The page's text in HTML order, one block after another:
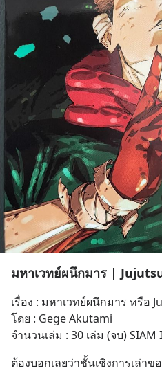
มหาเวทย์ผนึกมาร |
เรื่อง : มหาเวทย์ผนึกมาร หรือ
โดย : Gege Akutami
จำนวนเล่ม : 30 เล่ม (จบ) SIAM
ต้องบอกเลยว่าชั้นเชิงการเล่า